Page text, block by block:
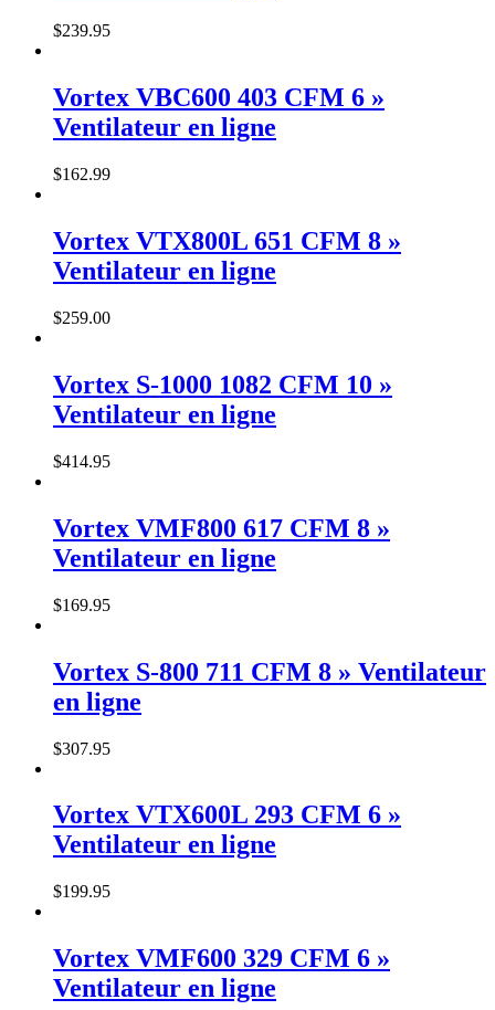
$239.95
Vortex VBC600 403 CFM 6 »
Ventilateur en ligne
$162.99
Vortex VTX800L 651 CFM 8 »
Ventilateur en ligne
$259.00
Vortex S-1000 1082 CFM 10 »
Ventilateur en ligne
$414.95
Vortex VMF800 617 CFM 8 »
Ventilateur en ligne
$169.95
Vortex S-800 711 CFM 8 » Ventilateur
en ligne
$307.95
Vortex VTX600L 293 CFM 6 »
Ventilateur en ligne
$199.95
Vortex VMF600 329 CFM 6 »
Ventilateur en ligne